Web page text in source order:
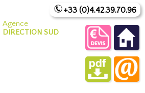
Agence
DIRECTION SUD
+33 (0)4.42.39.70.96